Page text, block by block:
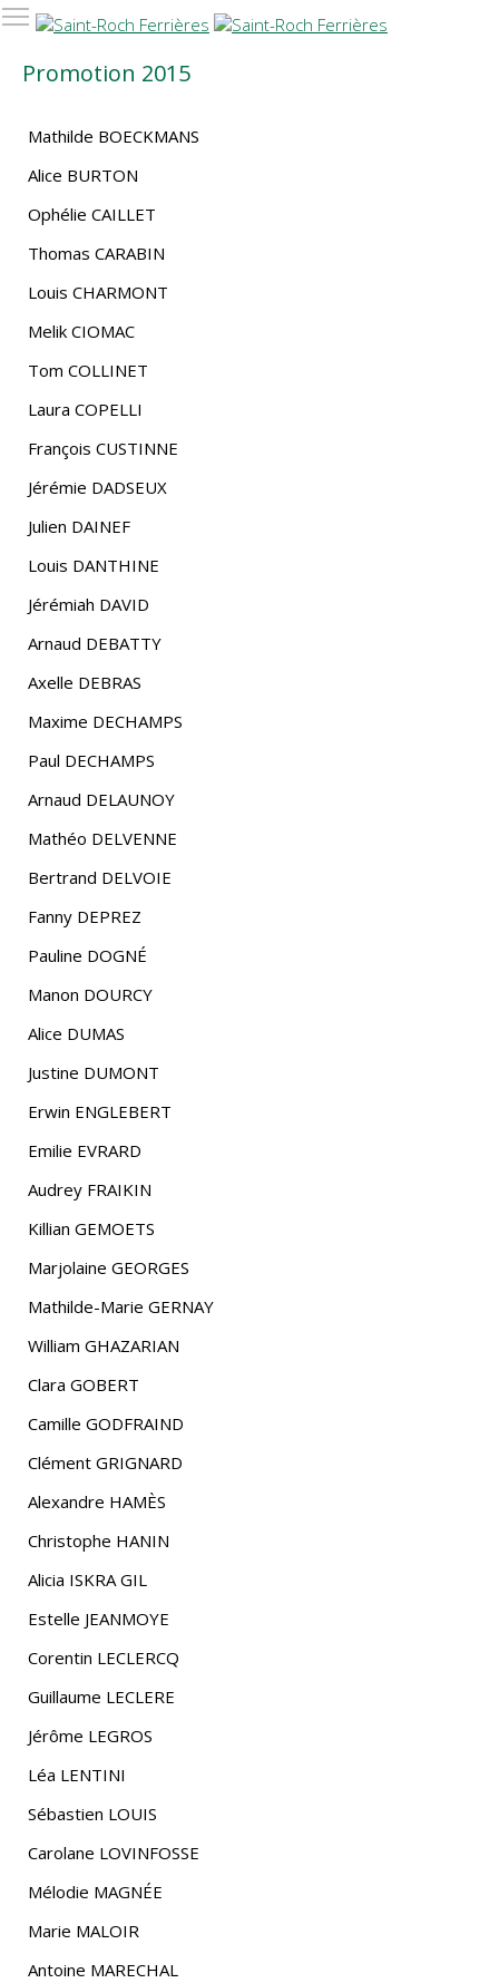
Promotion 2015
Mathilde BOECKMANS
Alice BURTON
Ophélie CAILLET
Thomas CARABIN
Louis CHARMONT
Melik CIOMAC
Tom COLLINET
Laura COPELLI
François CUSTINNE
Jérémie DADSEUX
Julien DAINEF
Louis DANTHINE
Jérémiah DAVID
Arnaud DEBATTY
Axelle DEBRAS
Maxime DECHAMPS
Paul DECHAMPS
Arnaud DELAUNOY
Mathéo DELVENNE
Bertrand DELVOIE
Fanny DEPREZ
Pauline DOGNÉ
Manon DOURCY
Alice DUMAS
Justine DUMONT
Erwin ENGLEBERT
Emilie EVRARD
Audrey FRAIKIN
Killian GEMOETS
Marjolaine GEORGES
Mathilde-Marie GERNAY
William GHAZARIAN
Clara GOBERT
Camille GODFRAIND
Clément GRIGNARD
Alexandre HAMÈS
Christophe HANIN
Alicia ISKRA GIL
Estelle JEANMOYE
Corentin LECLERCQ
Guillaume LECLERE
Jérôme LEGROS
Léa LENTINI
Sébastien LOUIS
Carolane LOVINFOSSE
Mélodie MAGNÉE
Marie MALOIR
Antoine MARECHAL